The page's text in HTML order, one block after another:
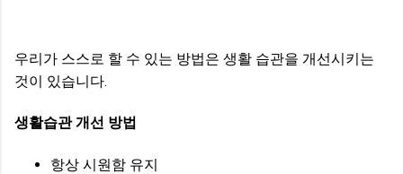
우리가 스스로 할 수 있는 방법은 생활 습관을 개선시키는
것이 있습니다.
생활습관 개선 방법
항상 시원함 유지